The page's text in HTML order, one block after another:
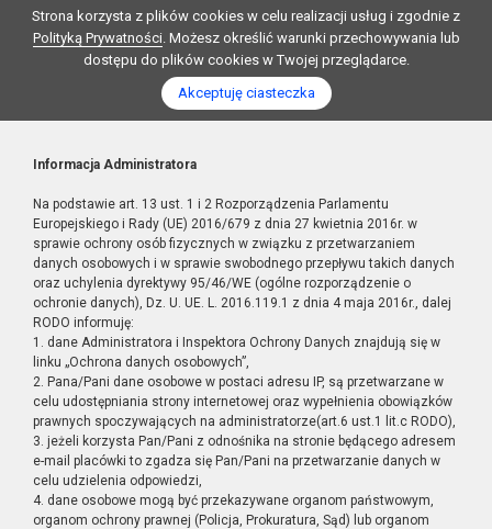
Strona korzysta z plików cookies w celu realizacji usług i zgodnie z
Polityką Prywatności. Możesz określić warunki przechowywania lub
dostępu do plików cookies w Twojej przeglądarce.
Akceptuję ciasteczka
Informacja Administratora
Na podstawie art. 13 ust. 1 i 2 Rozporządzenia Parlamentu
Europejskiego i Rady (UE) 2016/679 z dnia 27 kwietnia 2016r. w
sprawie ochrony osób fizycznych w związku z przetwarzaniem
danych osobowych i w sprawie swobodnego przepływu takich danych
oraz uchylenia dyrektywy 95/46/WE (ogólne rozporządzenie o
ochronie danych), Dz. U. UE. L. 2016.119.1 z dnia 4 maja 2016r., dalej
RODO informuję:
1. dane Administratora i Inspektora Ochrony Danych znajdują się w
linku „Ochrona danych osobowych”,
2. Pana/Pani dane osobowe w postaci adresu IP, są przetwarzane w
celu udostępniania strony internetowej oraz wypełnienia obowiązków
prawnych spoczywających na administratorze(art.6 ust.1 lit.c RODO),
3. jeżeli korzysta Pan/Pani z odnośnika na stronie będącego adresem
e-mail placówki to zgadza się Pan/Pani na przetwarzanie danych w
celu udzielenia odpowiedzi,
4. dane osobowe mogą być przekazywane organom państwowym,
organom ochrony prawnej (Policja, Prokuratura, Sąd) lub organom